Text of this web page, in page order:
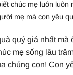
chúc mẹ luôn luôn
mẹ mà con yêu
quý giá nhất mà
mẹ sống lâu
chúng con! Con